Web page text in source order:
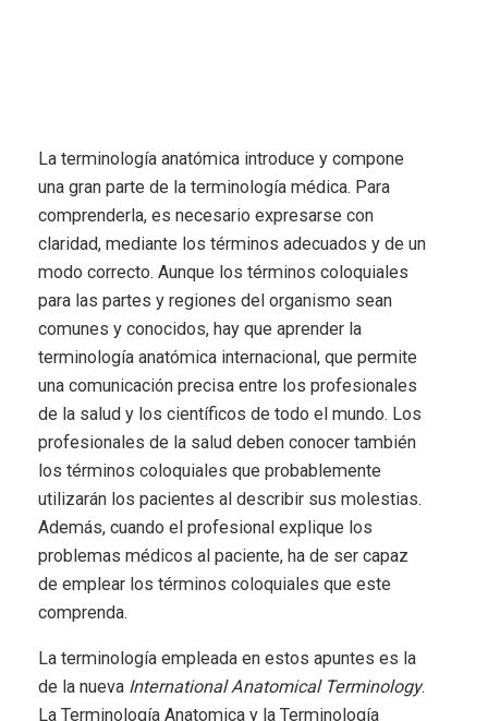
La terminología anatómica introduce y compone
una gran parte de la terminología médica. Para
comprenderla, es necesario expresarse con
claridad, mediante los términos adecuados y de un
modo correcto. Aunque los términos coloquiales
para las partes y regiones del organismo sean
comunes y conocidos, hay que aprender la
terminología anatómica internacional, que permite
una comunicación precisa entre los profesionales
de la salud y los científicos de todo el mundo. Los
profesionales de la salud deben conocer también
los términos coloquiales que probablemente
utilizarán los pacientes al describir sus molestias.
Además, cuando el profesional explique los
problemas médicos al paciente, ha de ser capaz
de emplear los términos coloquiales que este
comprenda.
La terminología empleada en estos apuntes es la
de la nueva International Anatomical Terminology.
La Terminología Anatomica y la Terminología